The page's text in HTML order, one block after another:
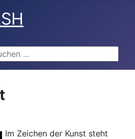
...
Im Zeichen der Kunst steht